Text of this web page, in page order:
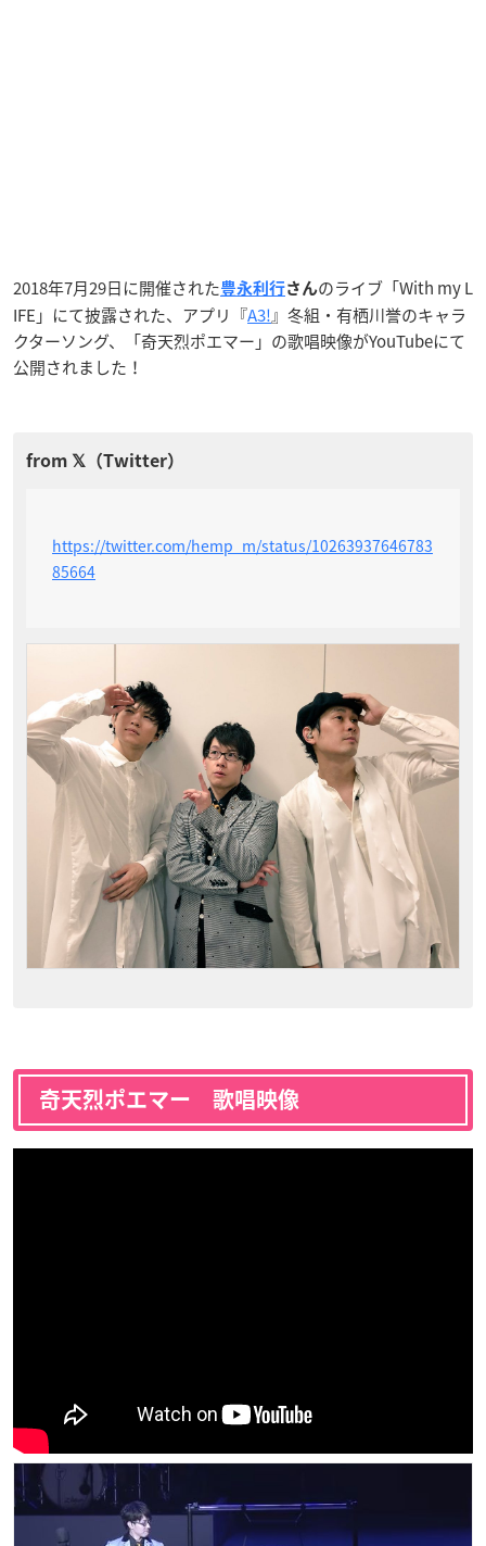
2018年7月29日に開催された豊永利行さんのライブ「With my L
IFE」にて披露された、アプリ『A3!』冬組・有栖川誉のキャラ
クターソング、「奇天烈ポエマー」の歌唱映像がYouTubeにて
公開されました！
https://twitter.com/hemp_m/status/10263937646783
85664
奇天烈ポエマー 歌唱映像